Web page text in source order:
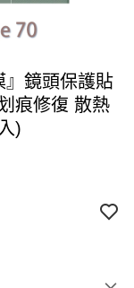
』鏡頭保護貼
痕修復 散熱
)